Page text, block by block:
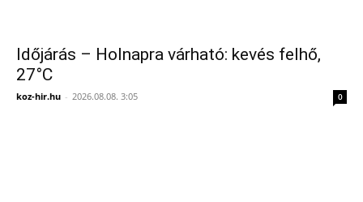
Időjárás – Holnapra várható: kevés felhő,
27°C
koz-hir.hu - 2026.08.08. 3:05 0